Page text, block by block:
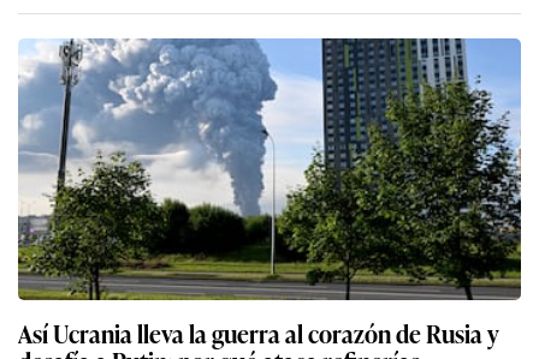
Así Ucrania lleva la guerra al corazón de Rusia y